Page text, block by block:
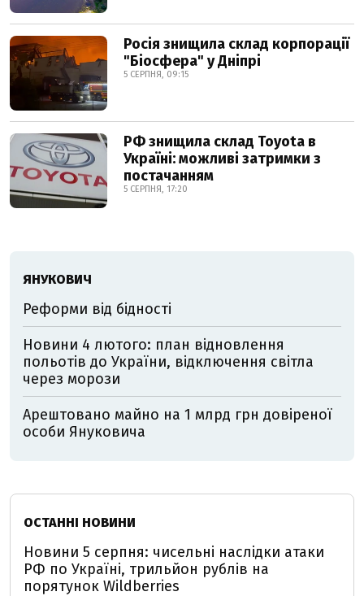
Росія знищила склад корпорації
"Біосфера" у Дніпрі
5 СЕРПНЯ, 09:15
РФ знищила склад Toyota в
Україні: можливі затримки з
постачанням
5 СЕРПНЯ, 17:20
ЯНУКОВИЧ
Реформи від бідності
Новини 4 лютого: план відновлення
польотів до України, відключення світла
через морози
Арештовано майно на 1 млрд грн довіреної
особи Януковича
ОСТАННІ НОВИНИ
Новини 5 серпня: чисельні наслідки атаки
РФ по Україні, трильйон рублів на
порятунок Wildberries